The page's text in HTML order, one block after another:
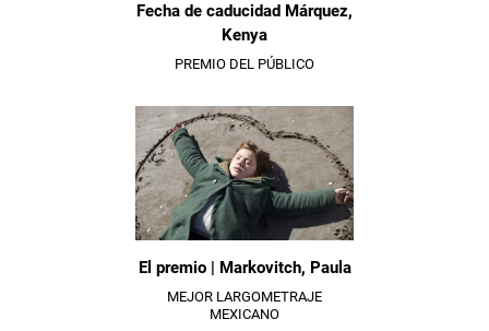
Fecha de caducidad Márquez,
Kenya
PREMIO DEL PÚBLICO
El premio | Markovitch, Paula
MEJOR LARGOMETRAJE
MEXICANO